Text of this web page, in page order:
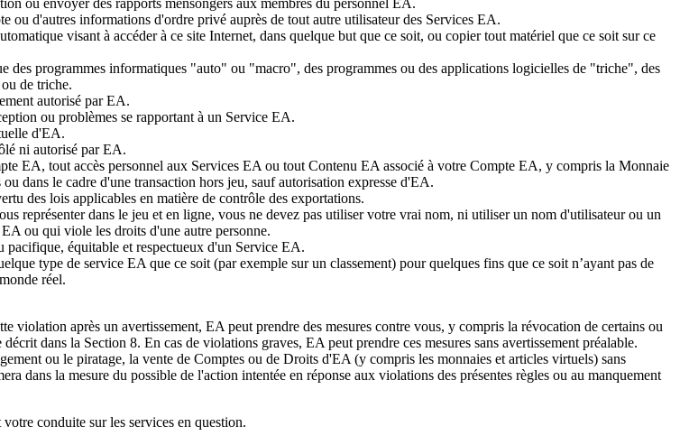
ou envoyer des rapports mensongers aux membres du personnel EA.
ou d'autres informations d'ordre privé auprès de tout autre utilisateur des Services EA.
visant à accéder à ce site Internet, dans quelque but que ce soit, ou copier tout matériel que ce soit sur ce
des programmes informatiques "auto" ou "macro", des programmes ou des applications logicielles de "triche", des
de triche.
autorisé par EA.
ou problèmes se rapportant à un Service EA.
d'EA.
ni autorisé par EA.
EA, tout accès personnel aux Services EA ou tout Contenu EA associé à votre Compte EA, y compris la Monnaie
dans le cadre d'une transaction hors jeu, sauf autorisation expresse d'EA.
des lois applicables en matière de contrôle des exportations.
représenter dans le jeu et en ligne, vous ne devez pas utiliser votre vrai nom, ni utiliser un nom d'utilisateur ou un
ou qui viole les droits d'une autre personne.
pacifique, équitable et respectueux d'un Service EA.
type de service EA que ce soit (par exemple sur un classement) pour quelques fins que ce soit n’ayant pas de
réel.
violation après un avertissement, EA peut prendre des mesures contre vous, y compris la révocation de certains ou
dans la Section 8. En cas de violations graves, EA peut prendre ces mesures sans avertissement préalable.
ou le piratage, la vente de Comptes ou de Droits d'EA (y compris les monnaies et articles virtuels) sans
dans la mesure du possible de l'action intentée en réponse aux violations des présentes règles ou au manquement
conduite sur les services en question.